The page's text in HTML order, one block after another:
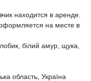
находится в аренде.
на месте в
білий амур, щука,
область, Україна